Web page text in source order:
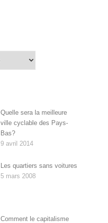
Quelle sera la meilleure
ville cyclable des Pays-
Bas?
9 avril 2014
Les quartiers sans voitures
5 mars 2008
Comment le capitalisme